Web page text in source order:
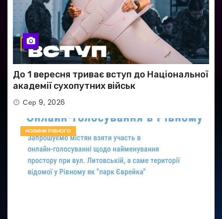
До 1 вересня триває вступ до Національної
академії сухопутних військ
Сер 9, 2026
НОВИНИ РІВНОГО